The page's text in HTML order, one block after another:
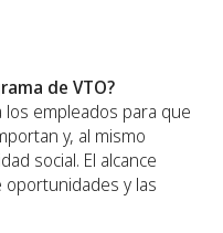
de VTO?
los empleados para que
y, al mismo
social. El alcance
y las